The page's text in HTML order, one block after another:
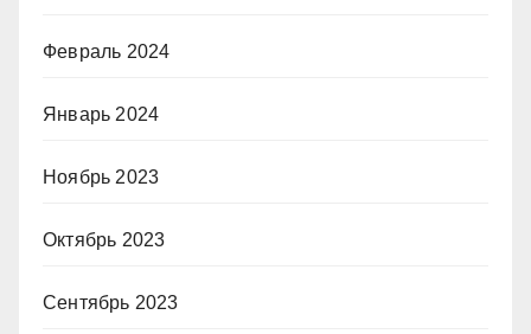
Февраль 2024
Январь 2024
Ноябрь 2023
Октябрь 2023
Сентябрь 2023